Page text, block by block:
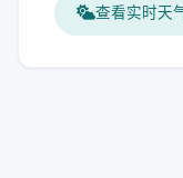
查看实时天